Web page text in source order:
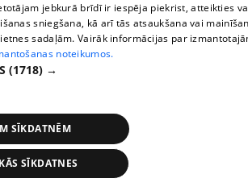
jebkurā brīdī ir iespēja piekrist, atteikties
sniegšana, kā arī tās atsaukšana vai
sadaļām. Vairāk informācijas par
noteikumos.
(1718) →
SĪKDATNĒM
SĪKDATNES